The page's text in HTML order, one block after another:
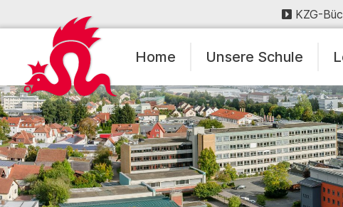
KZG-
Home Unsere Schule